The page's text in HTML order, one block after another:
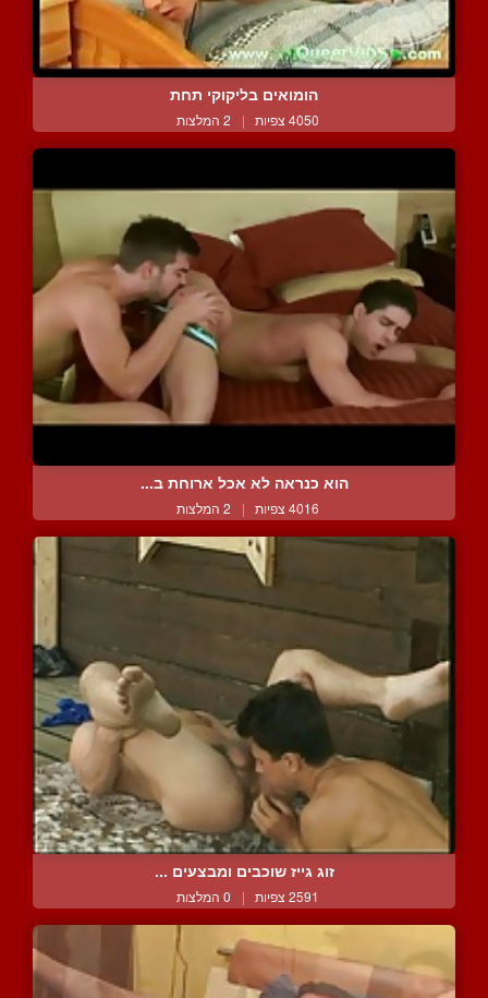
הומואים בליקוקי תחת
4050 צפיות | 2 המלצות
הוא כנראה לא אכל ארוחת ב...
4016 צפיות | 2 המלצות
זוג גייז שוכבים ומבצעים ...
2591 צפיות | 0 המלצות